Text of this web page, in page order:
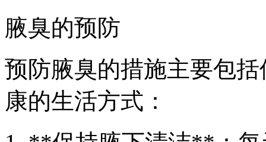
腋臭的预防
预防腋臭的措施主要包
康的生活方式：